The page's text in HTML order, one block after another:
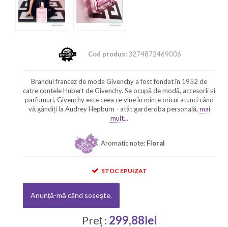
Cod produs:3274872469006
Brandul francez de moda Givenchy a fost fondat în 1952 de
catre contele Hubert de Givenchy. Se ocupă de modă, accesorii și
parfumuri, Givenchy este ceea ce vine în minte oricui atunci când
vă gândiți la Audrey Hepburn - atât garderoba personală, mai
mult...
Aromatic note: Floral
STOC EPUIZAT
Anunță-mă când sosește.
Preț : 299,88lei